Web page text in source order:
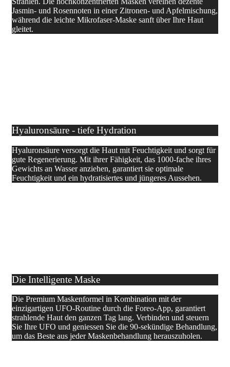
Jasmin- und Rosennoten in einer Zitronen- und Apfelmischung,
während die leichte Mikrofaser-Maske sanft über Ihre Haut
gleitet.
Hyaluronsäure - tiefe Hydration
Hyaluronsäure versorgt die Haut mit Feuchtigkeit und sorgt für
gute Regenerierung. Mit ihrer Fähigkeit, das 1000-fache ihres
Gewichts an Wasser anziehen, garantiert sie optimale
Feuchtigkeit und ein hydratisiertes und jüngeres Aussehen.
Die Intelligente Maske
Die Premium Maskenformel in Kombination mit der
einzigartigen UFO-Routine durch die Foreo-App, garantiert
strahlende Haut den ganzen Tag lang. Verbinden und steuern
Sie Ihre UFO und geniessen Sie die 90-sekündige Behandlung,
um das Beste aus jeder Maskenbehandlung herauszuholen.